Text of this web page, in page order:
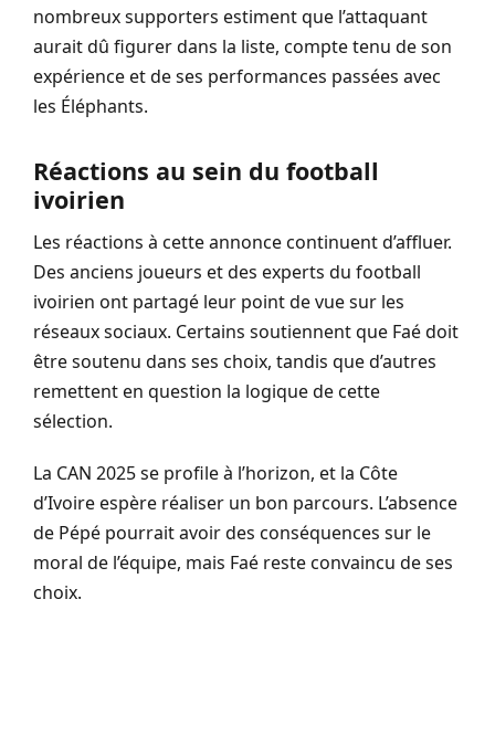
nombreux supporters estiment que l’attaquant
aurait dû figurer dans la liste, compte tenu de son
expérience et de ses performances passées avec
les Éléphants.
Réactions au sein du football
ivoirien
Les réactions à cette annonce continuent d’affluer.
Des anciens joueurs et des experts du football
ivoirien ont partagé leur point de vue sur les
réseaux sociaux. Certains soutiennent que Faé doit
être soutenu dans ses choix, tandis que d’autres
remettent en question la logique de cette
sélection.
La CAN 2025 se profile à l’horizon, et la Côte
d’Ivoire espère réaliser un bon parcours. L’absence
de Pépé pourrait avoir des conséquences sur le
moral de l’équipe, mais Faé reste convaincu de ses
choix.